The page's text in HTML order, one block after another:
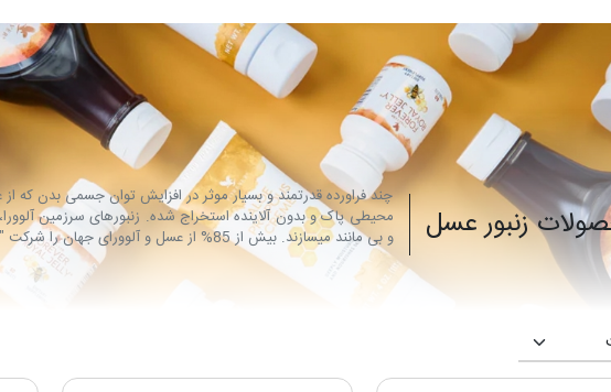
زنبور عسل
چند فراورده قدرتمند و بسیار موثر در افزایش توان جسمی بدن که
محیطی پاک و بدون آلاینده استخراج شده. زنبورهای سرزمین
و بی مانند میسازند. بیش از 85% از عسل و آلوورای جهان را شرکت "فوراور لیوینگ" تولید میکند.